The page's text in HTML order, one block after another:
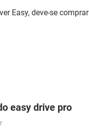
Easy, deve-se
easy drive pro